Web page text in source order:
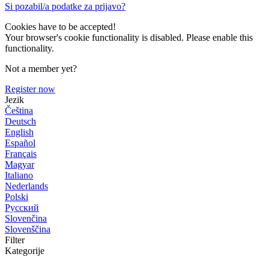
Si pozabil/a podatke za prijavo?
Cookies have to be accepted!
Your browser's cookie functionality is disabled. Please enable this
functionality.
Not a member yet?
Register now
Jezik
Čeština
Deutsch
English
Español
Français
Magyar
Italiano
Nederlands
Polski
Русский
Slovenčina
Slovenščina
Filter
Kategorije